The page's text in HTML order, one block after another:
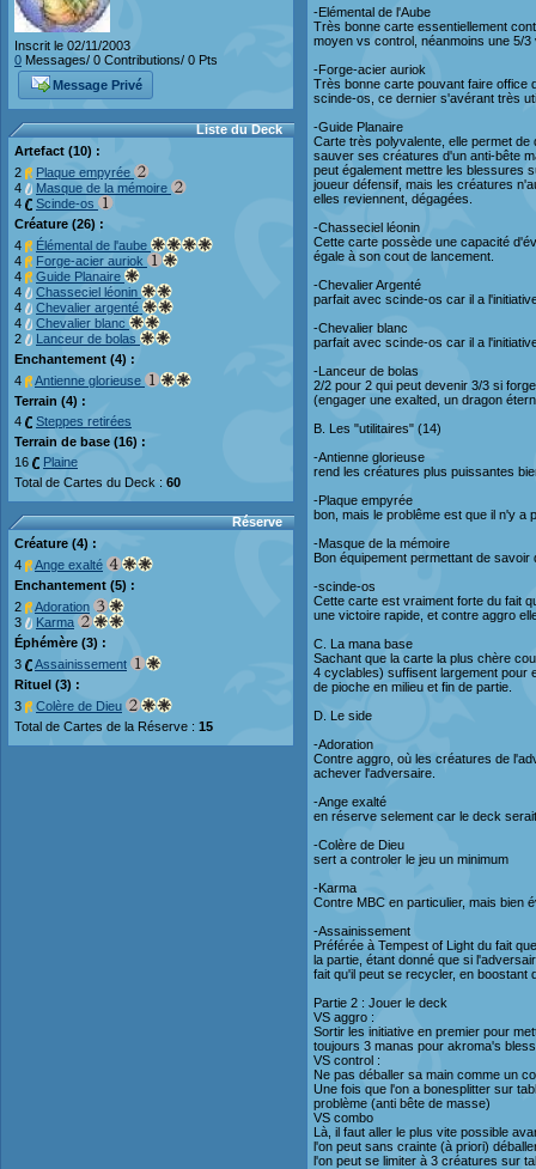
Inscrit le 02/11/2003
0 Messages/ 0 Contributions/ 0 Pts
Message Privé
Liste du Deck
Artefact (10) :
2
Plaque empyrée
4
Masque de la mémoire
4
Scinde-os
Créature (26) :
4
Élémental de l'aube
4
Forge-acier auriok
4
Guide Planaire
4
Chasseciel léonin
4
Chevalier argenté
4
Chevalier blanc
2
Lanceur de bolas
Enchantement (4) :
4
Antienne glorieuse
Terrain (4) :
4
Steppes retirées
Terrain de base (16) :
16
Plaine
Total de Cartes du Deck : 60
Réserve
Créature (4) :
4
Ange exalté
Enchantement (5) :
2
Adoration
3
Karma
Éphémère (3) :
3
Assainissement
Rituel (3) :
3
Colère de Dieu
Total de Cartes de la Réserve : 15
-Elémental de l'Aube
Très bonne carte essentiellement
moyen vs control, néanmoins une 5/
-Forge-acier auriok
Très bonne carte pouvant faire office
scinde-os, ce dernier s'avérant très
-Guide Planaire
Carte très polyvalente, elle permet
sauver ses créatures d'un anti-bête
peut également mettre les blessures
joueur défensif, mais les créatures
elles reviennent, dégagées.
-Chasseciel léonin
Cette carte possède une capacité
égale à son cout de lancement.
-Chevalier Argenté
parfait avec scinde-os car il a
-Chevalier blanc
parfait avec scinde-os car il a
-Lanceur de bolas
2/2 pour 2 qui peut devenir 3/3 si
(engager une exalted, un dragon
B. Les "utilitaires" (14)
-Antienne glorieuse
rend les créatures plus puissantes
-Plaque empyrée
bon, mais le problême est que il n'y a
-Masque de la mémoire
Bon équipement permettant de
-scinde-os
Cette carte est vraiment forte du fait
une victoire rapide, et contre aggro
C. La mana base
Sachant que la carte la plus chère
4 cyclables) suffisent largement pour
de pioche en milieu et fin de partie.
D. Le side
-Adoration
Contre aggro, où les créatures de
achever l'adversaire.
-Ange exalté
en réserve selement car le deck
-Colère de Dieu
sert a controler le jeu un minimum
-Karma
Contre MBC en particulier, mais bien
-Assainissement
Préférée à Tempest of Light du fait
la partie, étant donné que si
fait qu'il peut se recycler, en boostant
Partie 2 : Jouer le deck
VS aggro :
Sortir les initiative en premier pour
toujours 3 manas pour akroma's
VS control :
Ne pas déballer sa main comme un
Une fois que l'on a bonesplitter sur
problème (anti bête de masse)
VS combo
Là, il faut aller le plus vite possible
l'on peut sans crainte (à priori)
l'on peut se limiter à 3 créatures sur